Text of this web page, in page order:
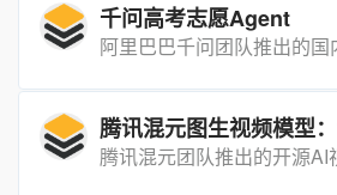
千问高考志愿Agent